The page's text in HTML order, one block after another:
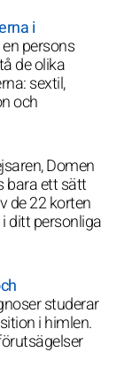
i
persons
de olika
sextil,
och
Domen
bara ett sätt
de 22 korten
ditt personliga
studerar
i himlen.